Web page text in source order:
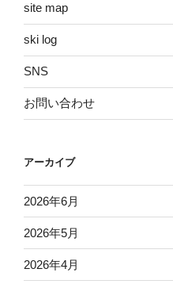
site map
ski log
SNS
お問い合わせ
アーカイブ
2026年6月
2026年5月
2026年4月